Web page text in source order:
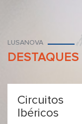
LUSANOVA
Circuitos
Ibéricos